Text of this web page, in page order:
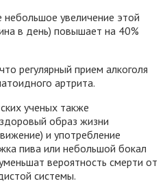
увеличение этой
в день) повышает на 40%
регулярный прием алкоголя
артрита.
ученых также
образ жизни
и употребление
пива или небольшой бокал
вероятность смерти от
системы.